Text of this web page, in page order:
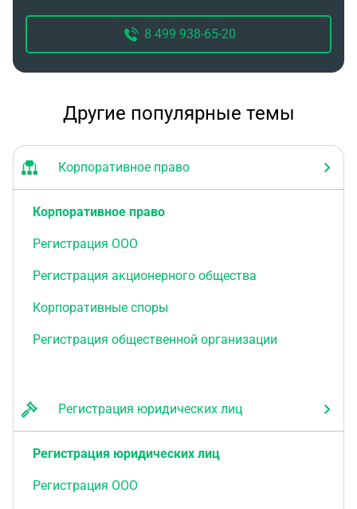
8 499 938-65-20
Другие популярные темы
Корпоративное право
Корпоративное право
Регистрация ООО
Регистрация акционерного общества
Корпоративные споры
Регистрация общественной организации
Регистрация юридических лиц
Регистрация юридических лиц
Регистрация ООО